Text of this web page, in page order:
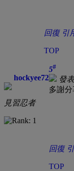
回復 引
TOP
hockyee72
見習忍者
5#
發
多謝
回復
TOP